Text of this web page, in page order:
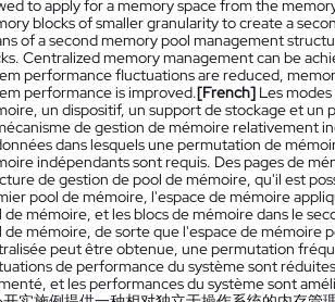
to apply for a memory space from the
blocks of smaller granularity to create a
of a second memory pool management
Centralized memory management can be
performance fluctuations are reduced,
performance is improved.[French] Les
un dispositif, un support de stockage et
de gestion de mémoire relativement
dans lesquels une permutation de
indépendants sont requis. Des pages de
de gestion de pool de mémoire, qu'il est
pool de mémoire, l'espace de mémoire
de mémoire, et les blocs de mémoire dans le
de mémoire, de sorte que l'espace de mémoire
peut être obtenue, une permutation
de performance du système sont
et les performances du système sont